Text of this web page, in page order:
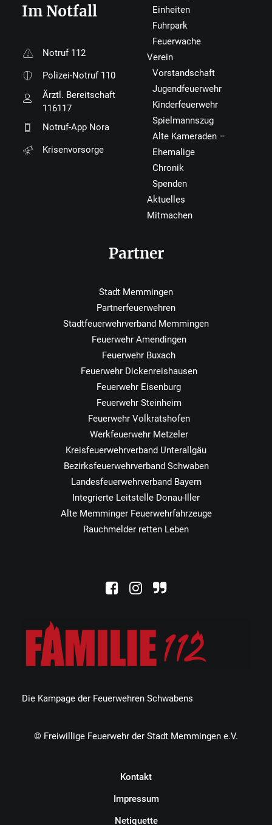
Die Kampage der Feuerwehren Schwabens
Im Notfall
Notruf 112
Polizei-Notruf 110
Ärztl. Bereitschaft
116117
Notruf-App Nora
Krisenvorsorge
Einheiten
Fuhrpark
Feuerwache
Verein
Vorstandschaft
Jugendfeuerwehr
Kinderfeuerwehr
Spielmannszug
Alte Kameraden –
Ehemalige
Chronik
Spenden
Aktuelles
Mitmachen
Partner
Stadt Memmingen
Partnerfeuerwehren
Stadtfeuerwehrverband Memmingen
Feuerwehr Amendingen
Feuerwehr Buxach
Feuerwehr Dickenreishausen
Feuerwehr Eisenburg
Feuerwehr Steinheim
Feuerwehr Volkratshofen
Werkfeuerwehr Metzeler
Kreisfeuerwehrverband Unterallgäu
Bezirksfeuerwehrverband Schwaben
Landesfeuerwehrverband Bayern
Integrierte Leitstelle Donau-Iller
Alte Memminger Feuerwehrfahrzeuge
Rauchmelder retten Leben
© Freiwillige Feuerwehr der Stadt Memmingen e.V.
Kontakt
Impressum
Netiquette